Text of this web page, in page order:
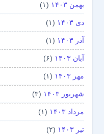
بهمن ۱۴۰۳ (۱)
دی ۱۴۰۳ (۱)
آذر ۱۴۰۳ (۱)
آبان ۱۴۰۳ (۶)
مهر ۱۴۰۳ (۱)
شهریور ۱۴۰۳ (۳)
مرداد ۱۴۰۳ (۱)
تیر ۱۴۰۳ (۲)